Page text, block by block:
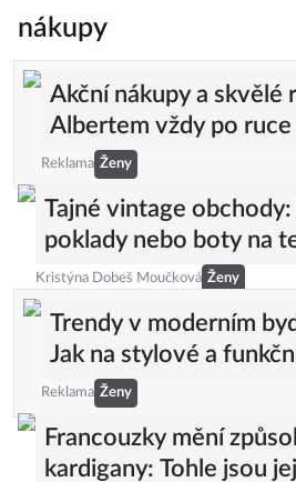
nákupy
Akční nákupy a skvělé
Albertem vždy po ruce
Reklama Ženy
Tajné vintage
poklady nebo boty na
Kristýna Dobeš Moučková Ženy
Trendy v moderním
Jak na stylové a
Reklama Ženy
Francouzky mění
kardigany: Tohle jsou